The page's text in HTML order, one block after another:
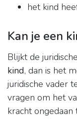
het kind
Kan je een
Blijkt de
kind, dan is het
juridische vader
vragen om het
kracht ongedaan